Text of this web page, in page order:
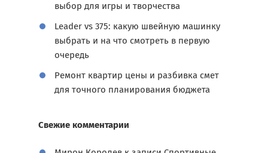
выбор для игры и творчества
Leader vs 375: какую швейную машинку
выбрать и на что смотреть в первую
очередь
Ремонт квартир цены и разбивка смет
для точного планирования бюджета
Свежие комментарии